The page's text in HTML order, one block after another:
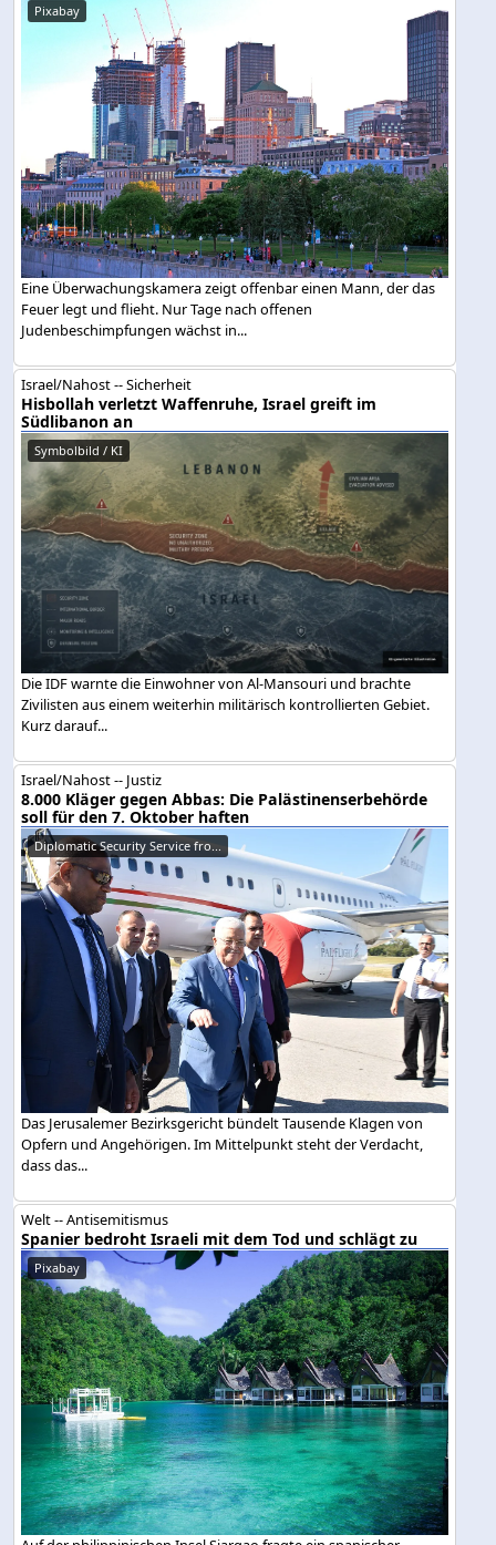
Pixabay
Eine Überwachungskamera zeigt offenbar einen Mann, der das
Feuer legt und flieht. Nur Tage nach offenen
Judenbeschimpfungen wächst in...
Israel/Nahost -- Sicherheit
Hisbollah verletzt Waffenruhe, Israel greift im
Südlibanon an
Symbolbild / KI
Die IDF warnte die Einwohner von Al-Mansouri und brachte
Zivilisten aus einem weiterhin militärisch kontrollierten Gebiet.
Kurz darauf...
Israel/Nahost -- Justiz
8.000 Kläger gegen Abbas: Die Palästinenserbehörde
soll für den 7. Oktober haften
Diplomatic Security Service fro...
Das Jerusalemer Bezirksgericht bündelt Tausende Klagen von
Opfern und Angehörigen. Im Mittelpunkt steht der Verdacht,
dass das...
Welt -- Antisemitismus
Spanier bedroht Israeli mit dem Tod und schlägt zu
Pixabay